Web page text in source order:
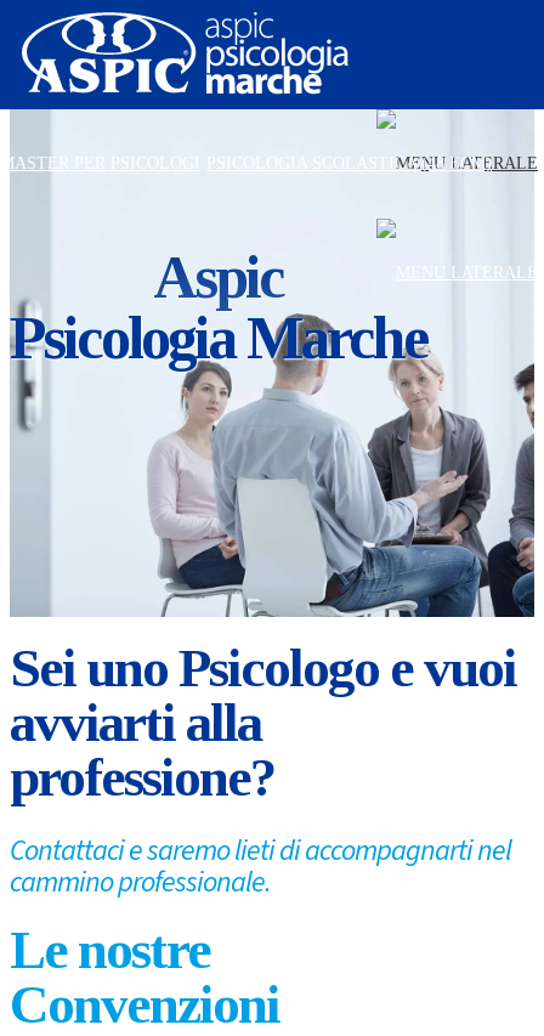
MASTER PER PSICOLOGI PSICOLOGIA SCOLASTICA (48 ECM)
MASTER PER PSICOLOGI PSICOLOGIA SCOLASTICA (48 ECM)
Aspic
Psicologia Marche
Sei uno Psicologo e vuoi
avviarti alla
professione?
Contattaci e saremo lieti di accompagnarti nel
cammino professionale.
Le nostre
Convenzioni